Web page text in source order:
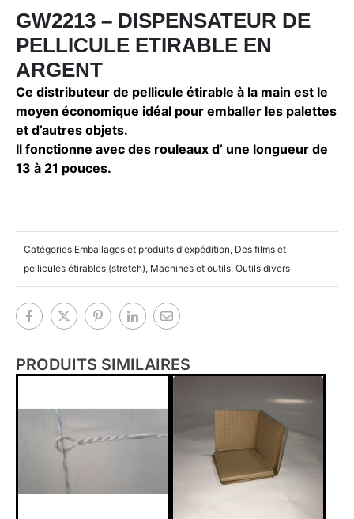
GW2213 – DISPENSATEUR DE
PELLICULE ETIRABLE EN
ARGENT
Catégories Emballages et produits d'expédition, Des films et
pellicules étirables (stretch), Machines et outils, Outils divers
Ce distributeur de pellicule étirable à la main est le
moyen économique idéal pour emballer les palettes
et d’autres objets.
Il fonctionne avec des rouleaux d’ une longueur de
13 à 21 pouces.
PRODUITS SIMILAIRES